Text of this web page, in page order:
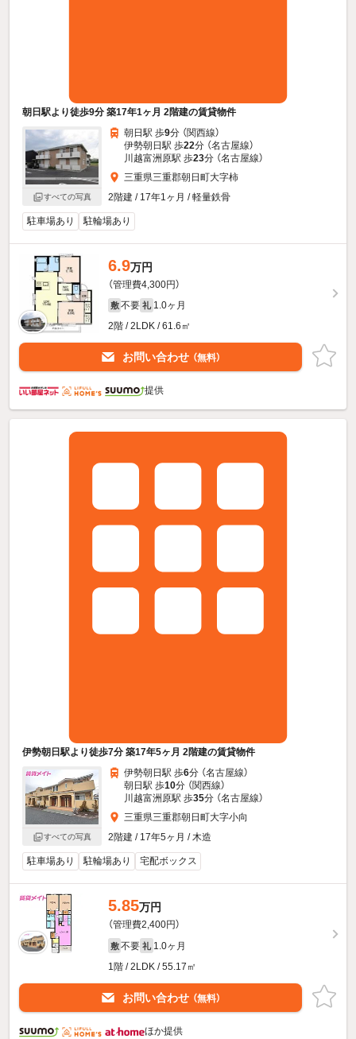
朝日駅より徒歩9分 築17年1ヶ月 2階建の賃貸物件
すべての写真
朝日駅 歩9分 （関西線）
伊勢朝日駅 歩22分 （名古屋線）
川越富洲原駅 歩23分 （名古屋線）
三重県三重郡朝日町大字柿
2階建 / 17年1ヶ月 / 軽量鉄骨
駐車場あり 駐輪場あり
6.9万円
（管理費4,300円）
敷 不要 礼 1.0ヶ月
2階 / 2LDK / 61.6㎡
お問い合わせ （無料）
提供
伊勢朝日駅より徒歩7分 築17年5ヶ月 2階建の賃貸物件
すべての写真
伊勢朝日駅 歩6分 （名古屋線）
朝日駅 歩10分 （関西線）
川越富洲原駅 歩35分 （名古屋線）
三重県三重郡朝日町大字小向
2階建 / 17年5ヶ月 / 木造
駐車場あり 駐輪場あり 宅配ボックス
5.85万円
（管理費2,400円）
敷 不要 礼 1.0ヶ月
1階 / 2LDK / 55.17㎡
お問い合わせ （無料）
ほか提供